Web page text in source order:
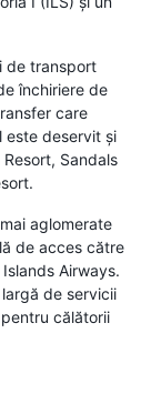
de transport
închiriere de
care
este deservit și
Sandals
aglomerate
de acces către
Airways.
de servicii
călătorii